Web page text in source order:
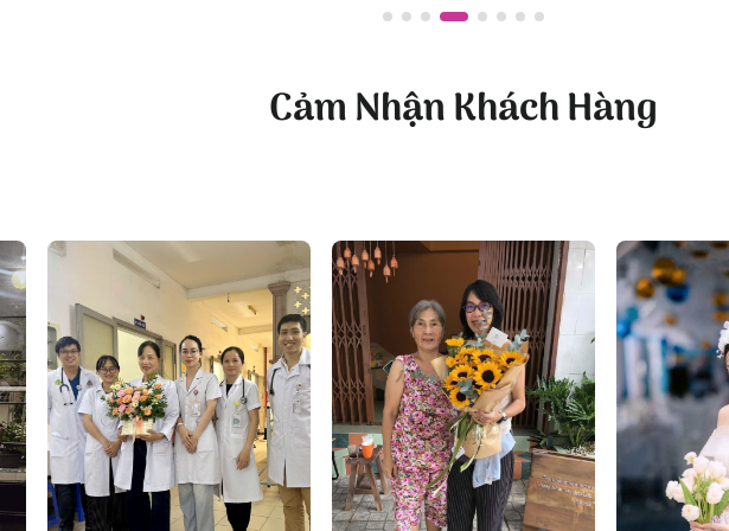
Địa chỉ: 120B Huỳnh Văn Bánh, P.11, Quận Phú Nhuận, TP.HCM
Cảm Nhận Khách Hàng